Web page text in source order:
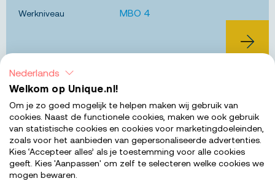
Werkniveau MBO 4
BEKIJK
Alphen aan den Rijn
Planner service
Weet jij de planning elke dag kloppend te maken
voor zowel klanten als monteurs? Wij zijn op zoek
naar een planner service!...
Nederlands
Welkom op Unique.nl!
Om je zo goed mogelijk te helpen maken wij gebruik van
cookies. Naast de functionele cookies, maken we ook gebruik
van statistische cookies en cookies voor marketingdoeleinden,
zoals voor het aanbieden van gepersonaliseerde advertenties.
Kies ‘Accepteer alles’ als je toestemming voor alle cookies
geeft. Kies 'Aanpassen' om zelf te selecteren welke cookies we
mogen bewaren.